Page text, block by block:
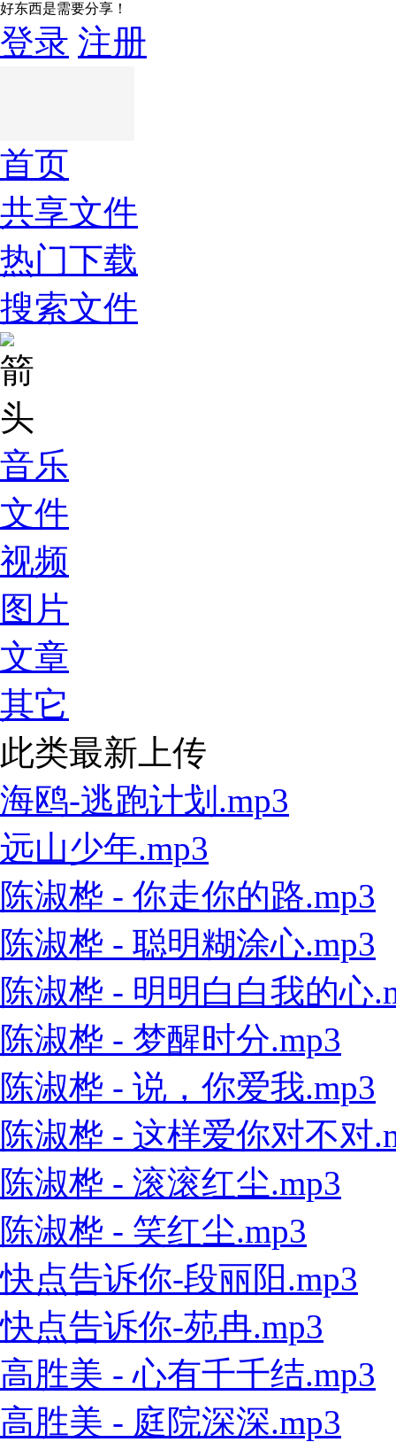
好东西是需要分享！
登录 注册
首页
共享文件
热门下载
搜索文件
音乐
文件
视频
图片
文章
其它
此类最新上传
海鸥-逃跑计划.mp3
远山少年.mp3
陈淑桦 - 你走你的路.mp3
陈淑桦 - 聪明糊涂心.mp3
陈淑桦 - 明明白白我的心
陈淑桦 - 梦醒时分.mp3
陈淑桦 - 说，你爱我.mp3
陈淑桦 - 这样爱你对不对
陈淑桦 - 滚滚红尘.mp3
陈淑桦 - 笑红尘.mp3
快点告诉你-段丽阳.mp3
快点告诉你-苑冉.mp3
高胜美 - 心有千千结.mp3
高胜美 - 庭院深深.mp3